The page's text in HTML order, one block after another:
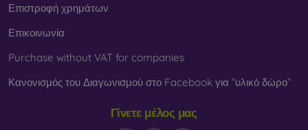
Επιστροφή χρημάτων
Επικοινωνία
Purchase without VAT for companies
Κανονισμός του Διαγωνισμού στο Facebook για “υλικό δώρο”
Γίνετε μέλος μας